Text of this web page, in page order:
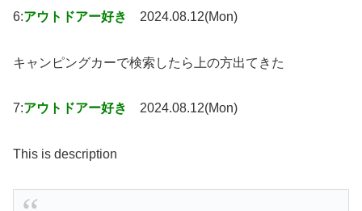
6:アウトドアー好き 2024.08.12(Mon)
キャンピングカーで検索したら上の方出てきた
7:アウトドアー好き 2024.08.12(Mon)
This is description